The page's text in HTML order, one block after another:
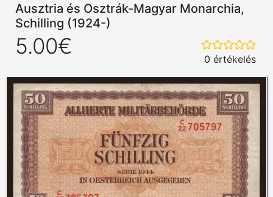
Ausztria és Osztrák-Magyar Monarchia,
Schilling (1924-)
5.00€
0 értékelés